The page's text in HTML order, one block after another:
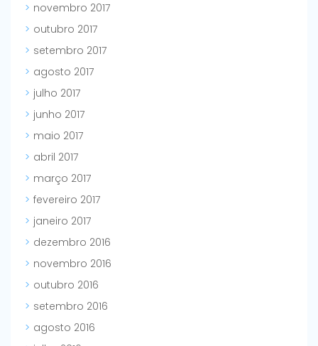
novembro 2017
outubro 2017
setembro 2017
agosto 2017
julho 2017
junho 2017
maio 2017
abril 2017
março 2017
fevereiro 2017
janeiro 2017
dezembro 2016
novembro 2016
outubro 2016
setembro 2016
agosto 2016